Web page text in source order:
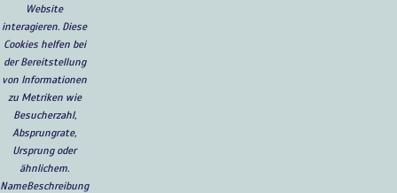
Website
interagieren. Diese
Cookies helfen bei
der Bereitstellung
von Informationen
zu Metriken wie
Besucherzahl,
Absprungrate,
Ursprung oder
ähnlichem.
NameBeschreibung